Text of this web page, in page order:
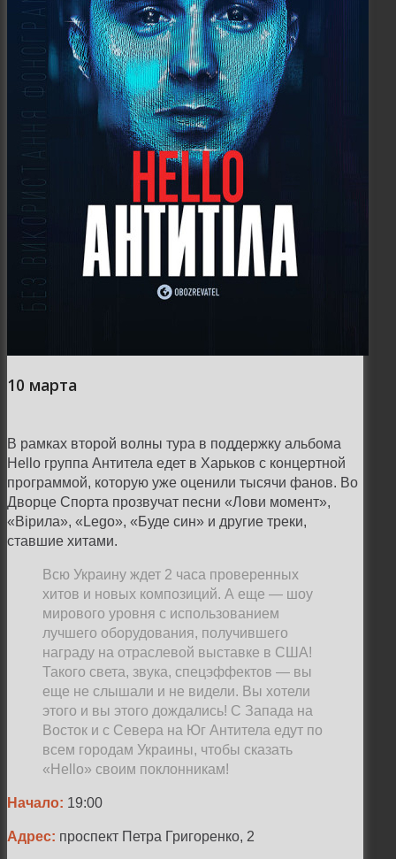
10 марта
В рамках второй волны тура в поддержку альбома
Hello группа Антитела едет в Харьков с концертной
программой, которую уже оценили тысячи фанов. Во
Дворце Спорта прозвучат песни «Лови момент»,
«Вірила», «Lego», «Буде син» и другие треки,
ставшие хитами.
Всю Украину ждет 2 часа проверенных
хитов и новых композиций. А еще — шоу
мирового уровня с использованием
лучшего оборудования, получившего
награду на отраслевой выставке в США!
Такого света, звука, спецэффектов — вы
еще не слышали и не видели. Вы хотели
этого и вы этого дождались! С Запада на
Восток и с Севера на Юг Антитела едут по
всем городам Украины, чтобы сказать
«Hello» своим поклонникам!
Начало: 19:00
Адрес: проспект Петра Григоренко, 2